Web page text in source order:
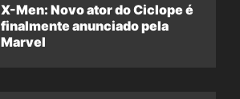
X-Men: Novo ator do Ciclope é
finalmente anunciado pela
Marvel